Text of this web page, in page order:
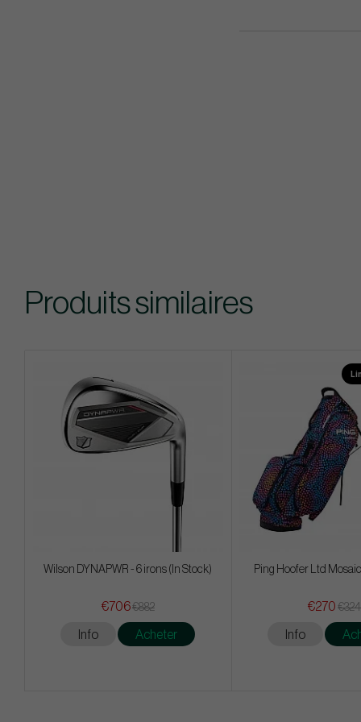
Produits similaires
Wilson DYNAPWR - 6 irons (In Stock)
€706€882
Info Acheter
Ping Hoofer Ltd
€270 €324
Info